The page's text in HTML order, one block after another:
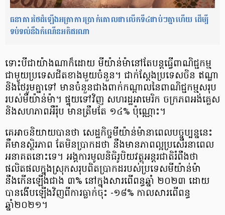
ធនាគារថៃដំឡើងអត្រាការប្រាក់គោលជាលើកទី៤ជាប់ៗគ្នាហើយ ដើម្បី
ទប់ទល់នឹងកំណើនអតិផរណា
ទោះបីជាយ៉ាងណាក៏ដោយ មីយ៉ាន់ម៉ានៅតែបន្ត​ធ្វើពាណិជ្ជកម្ម
ជាមួយប្រទេសជិតខាងមួយ​ចំនួន។ ជាក់ស្តែងប្រទេស​ចិន ឥណ្ឌា
និង​ថៃ​​រួម​គ្នា​ទៅ មាន​ចំនួន​ជាង​ពាក់​កណ្តាល​នៃ​ពាណិជ្ជកម្ម​​សរុប​
របស់​មីយ៉ាន់ម៉ា។ ផ្ទុយទៅវិញ សហរដ្ឋអាមេរិក ចក្រភពអង់គ្លេស
និងសហភាពអឺរ៉ុប មានត្រឹមតែ ១៤% ប៉ុណ្ណោះ។
គេអាចនិយាយបានថា សេដ្ឋកិច្ចមីយ៉ាន់ម៉ា​នាពេលបច្ចុប្បន្ននេះ
គឺមានស្ថិរភាព តែមិនប្រាកដថា នឹងមានភាពល្អប្រសើរ​នាពេល​
អនាគត​នោះទេ។ អង្គការមូលនិធិរូបិយវត្ថុអន្តរជាតិ​រំពឹងថា
ផលិតផលក្នុងស្រុកសរុប​ពិតប្រាកដ​របស់ប្រទេស​មីយ៉ាន់ម៉ា
នឹងកើនឡើងជាង ៣% នៅក្នុងសារពើពន្ធឆ្នាំ ២០២៣ ដោយ
បានងើបឡើងវិញពី​ការធ្លាក់ចុះ -១៨% កាលសារពើពន្ធ
ឆ្នាំ២០២១។